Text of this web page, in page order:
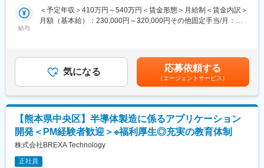
・経験を活かしながら「人に感謝される仕事」へ…
求人企業、個人の方から感謝され、社会貢献性・介在価値を感じ
安心して長く働ける環境を整えています。
■想定されるキャリアパス
総合的なビジネススキルを身につけ、将来的にはリーダーやマネ
ジメント職などへのキャリアアップが可能です。
■当社について：
熊本本社の総合人材サービス企業です。製造・物流分野を中心に
人材派遣、人材紹介、アウトソーシング事業を展開し、九州エリ
アの企業の人材課題解決を支援しています。地域密着型の営業ス
するポジションです。
実施/面接対応/入社後フォロー/定着支援
<人事制度・教育業務>
人事評価制度の運用/社員教育・研修企画/階層別研修の運営/人材
社員定着施策の企画/エンゲージメント向上施策/社内コミュニケー
ション活性化
<総務業務>
契約書管理/文書管理/備品管理/労務関連業務/派遣・アウトソーシ
ング事業に伴う総務対応
給与
＜予定年収＞410万円～540万円＜賃金形態＞月給制＜賃金内訳＞
月額（基本給）：230,000円～320,000円その他固定手当/月：
無＞有＜残業手当＞有＜給与補足＞■賞与：年2回■昇給：年1回／
前年度実績:5,000 円 ～25,000円賃金はあくまでも目安の金額であ
り、選考を通じて上下する可能性があります。月給(月額)は固定手
当を含めた表記です。
気になる 応募依頼する
（エージェントサービス）
【熊本県中央区】半導体製造に係るアプリケーション
開発＜PM経験者歓迎＞※福利厚生◎充実の教育体制
株式会社BREXA Technology
正社員